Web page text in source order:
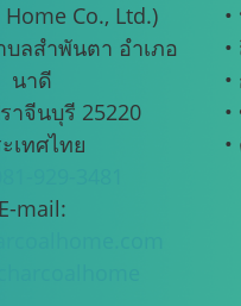
Co., Ltd.)
บลสำพันตา อำเภอ
นาดี
าจีนบุรี 25220
เทศไทย
E-mail: